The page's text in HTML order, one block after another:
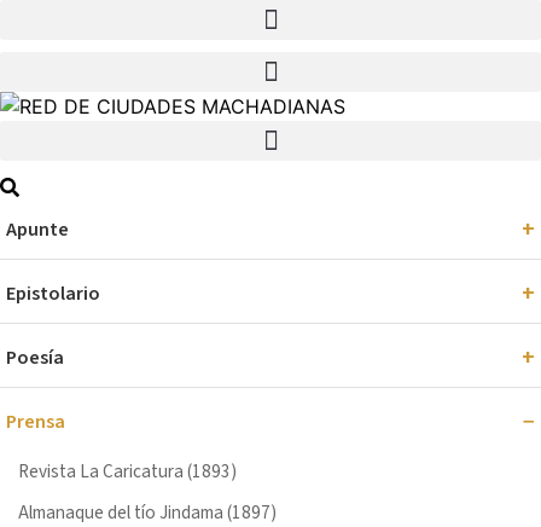
Apunte
Epistolario
Poesía
Prensa
Revista La Caricatura (1893)
Almanaque del tío Jindama (1897)